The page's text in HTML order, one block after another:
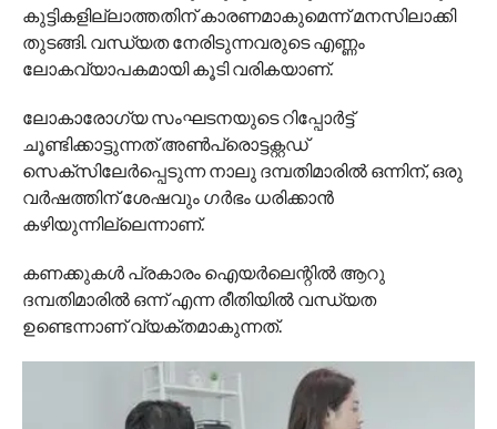
കുട്ടികളില്ലാത്തതിന് കാരണമാകുമെന്ന് മനസിലാക്കി
തുടങ്ങി. വന്ധ്യത നേരിടുന്നവരുടെ എണ്ണം
ലോകവ്യാപകമായി കൂടി വരികയാണ്.
ലോകാരോഗ്യ സംഘടനയുടെ റിപ്പോർട്ട്
ചൂണ്ടിക്കാട്ടുന്നത് അൺപ്രൊട്ടക്റ്റഡ്
സെക്‌സിലേർപ്പെടുന്ന നാലു ദമ്പതിമാരില്‍ ഒന്നിന്, ഒരു
വർഷത്തിന് ശേഷവും ഗർഭം ധരിക്കാൻ
കഴിയുന്നില്ലെന്നാണ്.
കണക്കുകൾ പ്രകാരം ഐയർലെന്റിൽ ആറു
ദമ്പതിമാരിൽ ഒന്ന് എന്ന രീതിയില്‍ വന്ധ്യത
ഉണ്ടെന്നാണ് വ്യക്തമാകുന്നത്.